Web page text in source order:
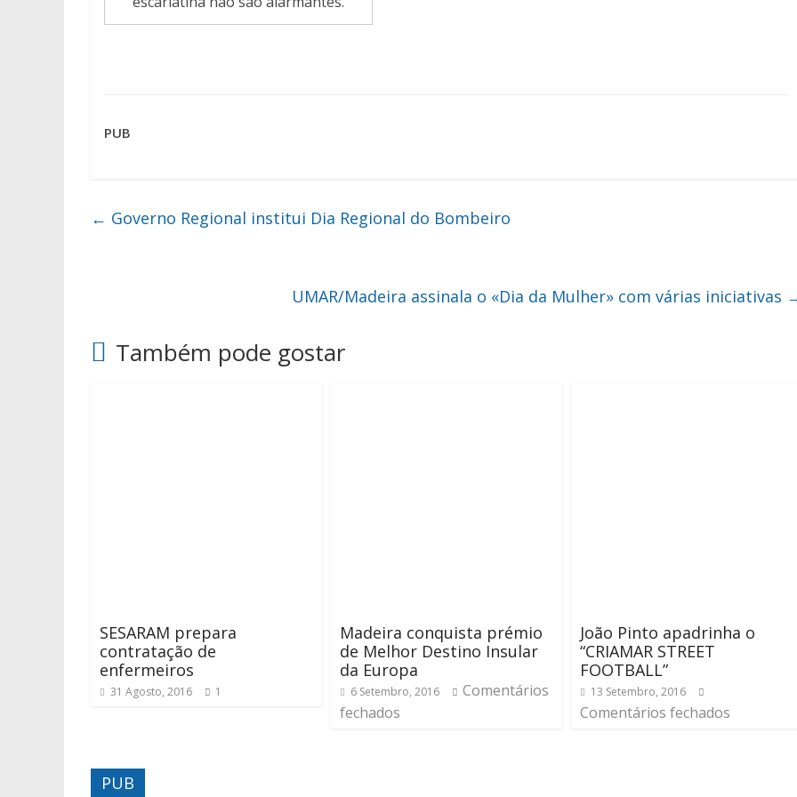
PUB
← Governo Regional institui Dia Regional do Bombeiro
UMAR/Madeira assinala o «Dia da Mulher» com várias iniciativas
Também pode gostar
SESARAM prepara
contratação de
enfermeiros
31 Agosto, 2016 1
Madeira conquista prémio
de Melhor Destino Insular
da Europa
6 Setembro, 2016
Comentários
fechados
João Pinto apadrinha o
“CRIAMAR STREET
FOOTBALL”
13 Setembro, 2016
Comentários fechados
PUB